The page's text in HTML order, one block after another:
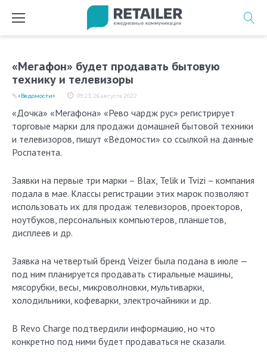
«Мегафон» будет продавать бытовую
технику и телевизоры
09:23, 26 августа 2022
«Ведомости»
«Дочка» «Мегафона» «Рево чардж рус» регистрирует
торговые марки для продажи домашней бытовой техники
и телевизоров, пишут «Ведомости» со ссылкой на данные
Роспатента.
Заявки на первые три марки – Blax, Telik и Tvizi – компания
подала в мае. Классы регистрации этих марок позволяют
использовать их для продаж телевизоров, проекторов,
ноутбуков, персональных компьютеров, планшетов,
дисплеев и др.
Заявка на четвертый бренд Veizer была подана в июле —
под ним планируется продавать стиральные машины,
мясорубки, весы, микроволновки, мультиварки,
холодильники, кофеварки, электрочайники и др.
В Revo Charge подтвердили информацию, но что
конкретно под ними будет продаваться не сказали.